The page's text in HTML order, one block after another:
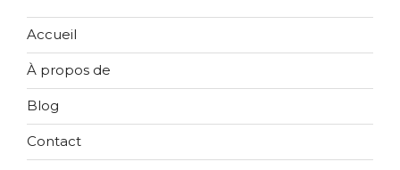
Accueil
À propos de
Blog
Contact